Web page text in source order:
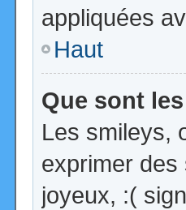
appliquées
Haut
Que sont
Les smileys,
exprimer des
joyeux, :(